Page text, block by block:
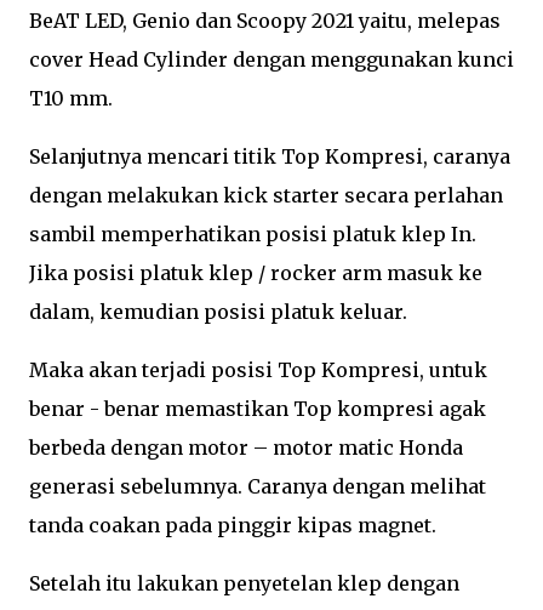
BeAT LED, Genio dan Scoopy 2021 yaitu, melepas
cover Head Cylinder dengan menggunakan kunci
T10 mm.
Selanjutnya mencari titik Top Kompresi, caranya
dengan melakukan kick starter secara perlahan
sambil memperhatikan posisi platuk klep In.
Jika posisi platuk klep / rocker arm masuk ke
dalam, kemudian posisi platuk keluar.
Maka akan terjadi posisi Top Kompresi, untuk
benar - benar memastikan Top kompresi agak
berbeda dengan motor – motor matic Honda
generasi sebelumnya. Caranya dengan melihat
tanda coakan pada pinggir kipas magnet.
Setelah itu lakukan penyetelan klep dengan